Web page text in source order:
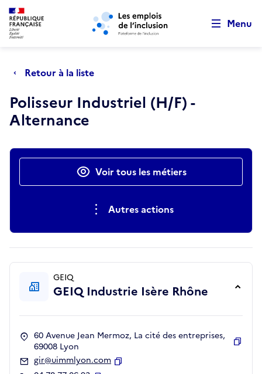
Aller au menu principal Aller au contenu principal
Menu
Retour à la liste
Polisseur Industriel (H/F) -
Alternance
Actions rapidesVoir tous les métiers
Autres actions
GEIQ
GEIQ Industrie Isère Rhône
60 Avenue Jean Mermoz, La cité des entreprises,
69008 Lyon
gir@uimmlyon.com
Retour au début de la page
Panneau de gestion des cookies